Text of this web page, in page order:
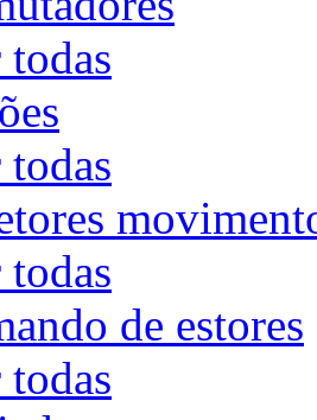
todas
todas
todas
de estores
todas